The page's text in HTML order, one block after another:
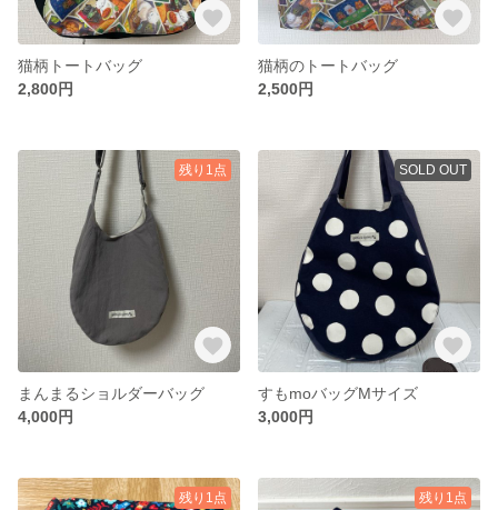
猫柄トートバッグ
2,800円
猫柄のトートバッグ
2,500円
残り1点
まんまるショルダーバッグ
4,000円
SOLD OUT
すもmoバッグMサイズ
3,000円
残り1点 残り1点